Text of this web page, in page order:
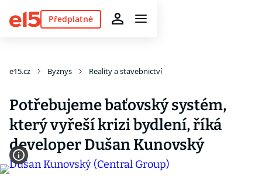
Předplatné
e15.cz Byznys Reality a stavebnictví
Potřebujeme baťovský systém,
který vyřeší krizi bydlení, říká
developer Dušan Kunovský